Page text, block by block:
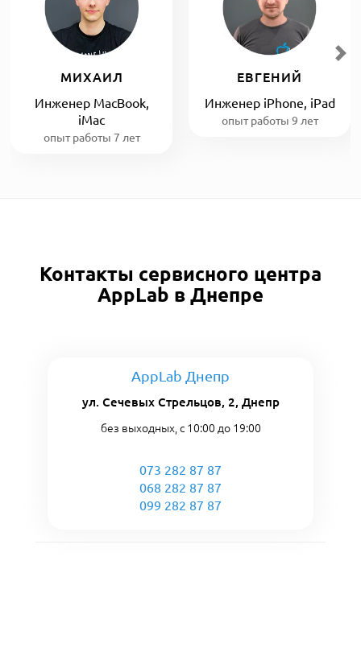
МИХАИЛ
Инженер MacBook,
iMac
опыт работы 7 лет
ЕВГЕНИЙ
Инженер iPhone, iPad
опыт работы 9 лет
Контакты сервисного центра
AppLab в Днепре
AppLab Днепр
ул. Сечевых Стрельцов, 2, Днепр
без выходных, с 10:00 до 19:00
073 282 87 87
068 282 87 87
099 282 87 87